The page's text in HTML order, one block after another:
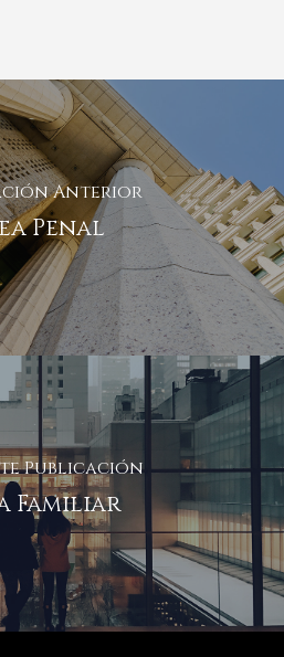
Anterior
Penal
Publicación
Familiar